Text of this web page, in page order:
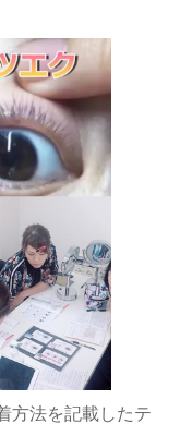
方法を記載したテ